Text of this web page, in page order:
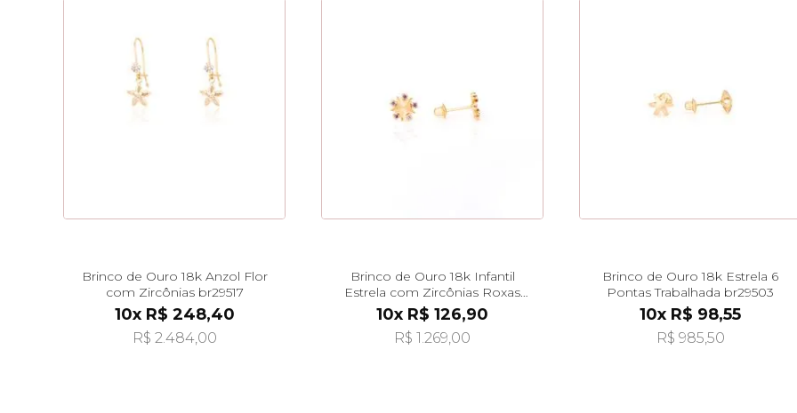
Brinco de Ouro 18k Anzol Flor
com Zircônias br29517
10x R$ 248,40
R$ 2.484,00
Brinco de Ouro 18k Infantil
Estrela com Zircônias Roxas
br29526
10x R$ 126,90
R$ 1.269,00
Brinco de Ouro 18k Estrela 6
Pontas Trabalhada br29503
10x R$ 98,55
R$ 985,50